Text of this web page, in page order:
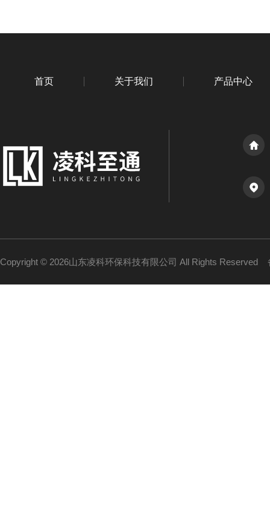
首页 关于我们 产品中心
Copyright © 2026山东凌科环保科技有限公司 All Rights Reserved